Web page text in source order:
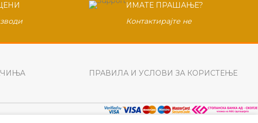
ИМАТЕ ПРАШАЊЕ?
Контактирајте не
ПРАВИЛА И УСЛОВИ ЗА КОРИСТЕЊЕ